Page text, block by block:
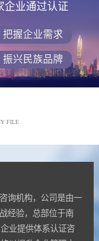
企业通过认证
把握企业需求
振兴民族品牌
FILE
询机构，公司是由一
经验，总部位于南
业提供体系认证咨